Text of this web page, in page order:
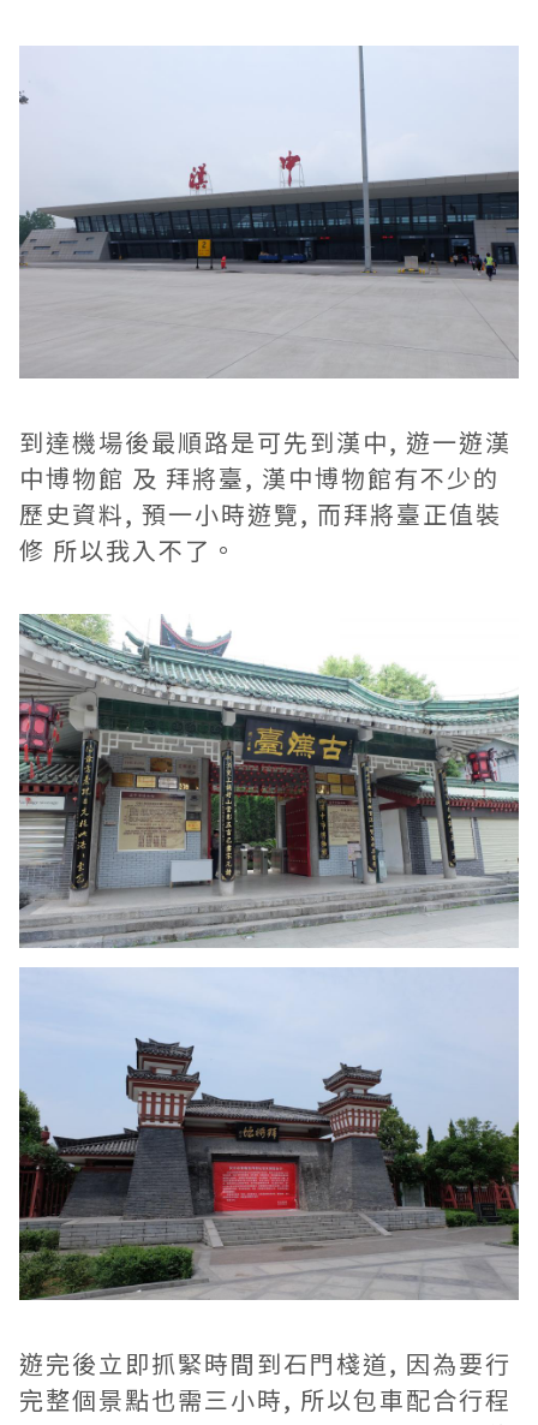
到達機場後最順路是可先到漢中, 遊一遊漢
中博物館 及 拜將臺, 漢中博物館有不少的
歷史資料, 預一小時遊覽, 而拜將臺正值裝
修 所以我入不了。
遊完後立即抓緊時間到石門棧道, 因為要行
完整個景點也需三小時, 所以包車配合行程